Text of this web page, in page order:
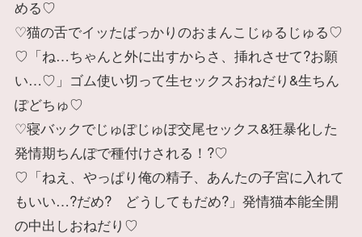
める♡
♡猫の舌でイッたばっかりのおまんこじゅるじゅる♡
♡「ね…ちゃんと外に出すからさ、挿れさせて?お願
い…♡」ゴム使い切って生セックスおねだり&生ちん
ぽどちゅ♡
♡寝バックでじゅぽじゅぽ交尾セックス&狂暴化した
発情期ちんぽで種付けされる！?♡
♡「ねえ、やっぱり俺の精子、あんたの子宮に入れて
もいい…?だめ? どうしてもだめ?」発情猫本能全開
の中出しおねだり♡